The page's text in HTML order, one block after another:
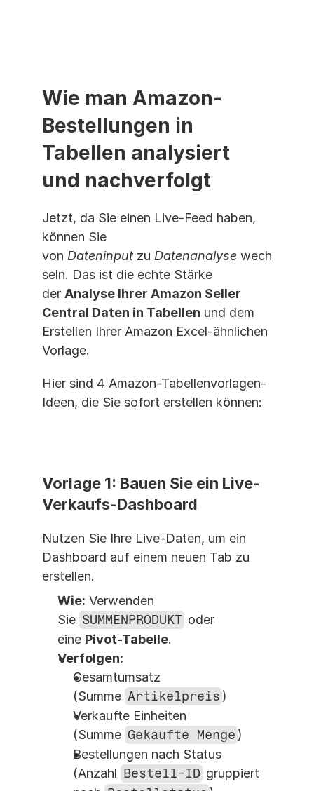
Wie man Amazon-
Bestellungen in
Tabellen analysiert
und nachverfolgt
Jetzt, da Sie einen Live-Feed haben,
können Sie
von Dateninput zu Datenanalyse wech
seln. Das ist die echte Stärke
der Analyse Ihrer Amazon Seller
Central Daten in Tabellen und dem
Erstellen Ihrer Amazon Excel-ähnlichen
Vorlage.
Hier sind 4 Amazon-Tabellenvorlagen-
Ideen, die Sie sofort erstellen können:
Vorlage 1: Bauen Sie ein Live-
Verkaufs-Dashboard
Nutzen Sie Ihre Live-Daten, um ein
Dashboard auf einem neuen Tab zu
erstellen.
Wie: Verwenden
Sie SUMMENPRODUKT oder
eine Pivot-Tabelle.
Verfolgen:
Gesamtumsatz
(Summe Artikelpreis )
Verkaufte Einheiten
(Summe Gekaufte Menge )
Bestellungen nach Status
(Anzahl Bestell-ID gruppiert